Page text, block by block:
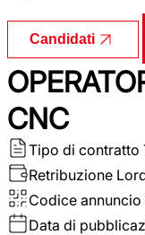
Candidati
CNC
Tipo di contratto
Retribuzione
Codice annuncio
Data di